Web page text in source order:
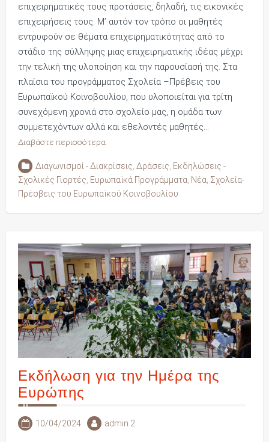
επιχειρηματικές τους προτάσεις, δηλαδή, τις εικονικές
επιχειρήσεις τους. Μ’ αυτόν τον τρόπο οι μαθητές
εντρυφούν σε θέματα επιχειρηματικότητας από το
στάδιο της σύλληψης μιας επιχειρηματικής ιδέας μέχρι
την τελική της υλοποίηση και την παρουσίασή της. Στα
πλαίσια του προγράμματος Σχολεία –Πρέβεις του
Ευρωπαϊκού Κοινοβουλίου, που υλοποιείται για τρίτη
συνεχόμενη χρονιά στο σχολείο μας, η ομάδα των
συμμετεχόντων αλλά και εθελοντές μαθητές…
Διαβάστε περισσότερα
Διαγωνισμοί - Διακρίσεις Δράσεις Εκδηλώσεις -
Σχολικές Γιορτές Ευρωπαϊκά Προγράμματα Νέα Σχολεία-
Πρέσβεις του Ευρωπαϊκού Κοινοβουλίου
Εκδήλωση για την Ημέρα της
Ευρώπης
10/04/2024 admin 2